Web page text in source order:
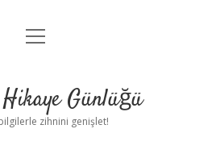
Anasayfa
Yasal Uyarı
menüyü
Günlüğü
zihnini genişlet!